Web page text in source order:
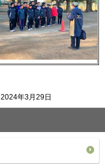
2024年3月29日